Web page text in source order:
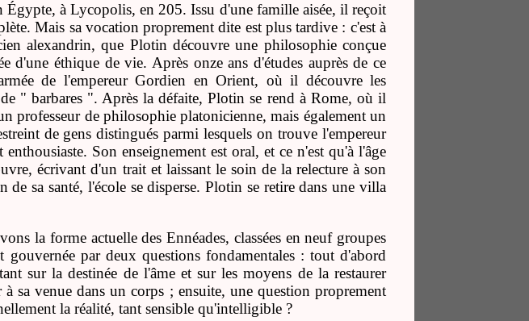
à Lycopolis, en 205. Issu d'une famille aisée, il reçoit
Mais sa vocation proprement dite est plus tardive : c'est à
alexandrin, que Plotin découvre une philosophie conçue
d'une éthique de vie. Après onze ans d'études auprès de ce
de l'empereur Gordien en Orient, où il découvre les
" barbares ". Après la défaite, Plotin se rend à Rome, où il
professeur de philosophie platonicienne, mais également un
de gens distingués parmi lesquels on trouve l'empereur
Son enseignement est oral, et ce n'est qu'à l'âge
écrivant d'un trait et laissant le soin de la relecture à son
sa santé, l'école se disperse. Plotin se retire dans une villa
la forme actuelle des Ennéades, classées en neuf groupes
par deux questions fondamentales : tout d'abord
sur la destinée de l'âme et sur les moyens de la restaurer
sa venue dans un corps ; ensuite, une question proprement
la réalité, tant sensible qu'intelligible ?